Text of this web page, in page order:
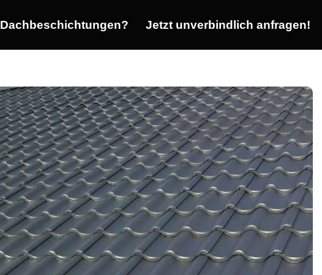
Dachbeschichtungen? Jetzt unverbindlich anfragen!